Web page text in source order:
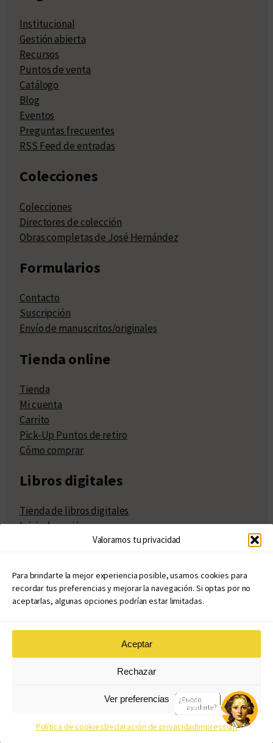
Valoramos tu privacidad
Para brindarte la mejor experiencia posible, usamos cookies para
recordar tus preferencias y mejorar la navegación. Si optas por no
aceptarlas, algunas opciones podrían estar limitadas.
Aceptar
Rechazar
Ver preferencias
Política de cookiesDeclaración de privacidadImpressum
Institucional
Gestión abierta
Recursos
Puntos de venta
Catálogo
Blog
Eventos
Preguntas frecuentes
RSS Feed de entradas
Colecciones
Colecciones
Directores de colección
Obras completas de José Hernández
Formularios
Contacto
Suscripción
Envío de manuscritos/originales
Tienda online
Tienda
Mi cuenta
Carrito
Pick-Up Puntos de retiro
Cómo comprar
Libros digitales
Tienda de libros digitales
Inicio de sesión
Información legal
Aviso Legal
Política de cookies
Términos y condiciones de la tienda virtual
Compra y venta de derechos
Políticas de publicación
Políticas de coedición